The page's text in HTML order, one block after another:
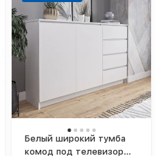
Белый широкий тумба
комод под телевизор